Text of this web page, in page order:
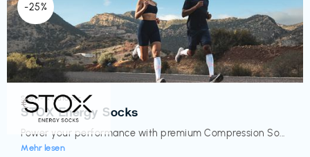
-25%
Sport- & Outdoor
STOX Energy Socks
Power your performance with premium Compression So...
Mehr lesen
€‎